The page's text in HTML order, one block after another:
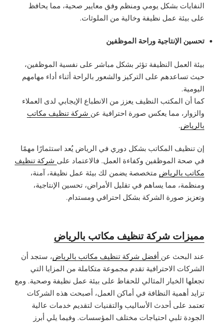
النفايات بشكل يومي ومنظم وفق معايير صحية، مما يحافظ
على بيئة عمل نظيفة وخالية من الملوثات.
تحسين الإنتاجية وراحة الموظفين
بيئة العمل النظيفة تؤثر بشكل مباشر على نفسية الموظفين،
حيث تساعدهم على التركيز والشعور بالراحة أثناء أداء مهامهم
اليومية.
كما أن المكتب النظيف يعزز من الانطباع الإيجابي لدى العملاء
والزوار، مما يعكس صورة احترافية عن شركة تنظيف مكاتب
بالرياض.
إن تنظيف المكاتب بشكل دوري في الرياض يُعد استثمارًا مهمًا
في صحة الموظفين وكفاءة العمل. فالاعتماد على شركة تنظيف
مكاتب بالرياض متخصصة يضمن لك بيئة عمل نظيفة، آمنة،
ومنظمة، مما يساهم في تقليل الأمراض، تحسين الإنتاجية،
وتعزيز صورة الشركة بشكل احترافي ومستدام.
مميزات شركة تنظيف مكاتب بالرياض
عند البحث عن أفضل شركة تنظيف مكاتب بالرياض، ستجد أن
الشركات الاحترافية تقدم مجموعة متكاملة من المزايا التي
تجعلها الخيار المثالي للحفاظ على بيئة عمل نظيفة وصحية. ومع
تزايد أهمية النظافة في أماكن العمل، أصبحت هذه الشركات
تعتمد على أحدث الأساليب والتقنيات لتقديم خدمات عالية
الجودة تلبي احتياجات مختلف المؤسسات. وفيما يلي أبرز